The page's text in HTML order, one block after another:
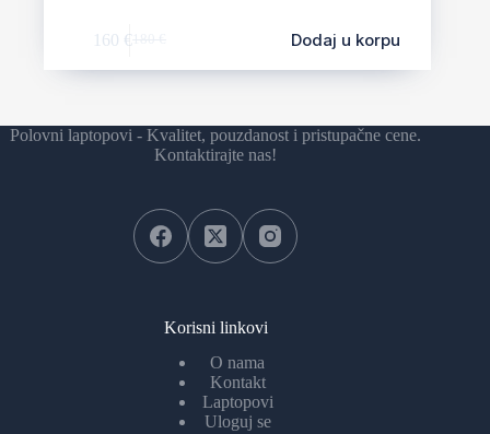
160 € Dodaj u korpu
Polovni laptopovi - Kvalitet, pouzdanost i pristupačne cene.
Kontaktirajte nas!
Korisni linkovi
O nama
Kontakt
Laptopovi
Uloguj se